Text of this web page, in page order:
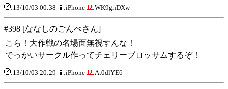
:13/10/03 00:38 :iPhone :WK9gnDXw
#398 [ななしのごんべさん]
こら！大作戦の名場面無視すんな！
でっかいサークル作ってチェリーブロッサムするぞ！
:13/10/03 20:29 :iPhone :At0dlYE6